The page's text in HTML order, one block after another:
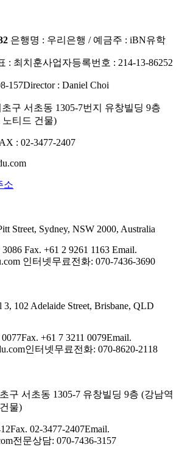
은행명 : 우리은행 / 예금주 : iBN유학
: 최치훈사업자등록번호 : 214-13-86252
157Director : Daniel Choi
구 서초동 1305-7번지 유창빌딩 9층
티드 건물)
: 02-3477-2407
소
Street, Sydney, NSW 2000, Australia
3086 Fax. +61 2 9261 1163 Email.
인터넷무료전화: 070-7436-3690
3, 102 Adelaide Street, Brisbane, QLD
Fax. +61 7 3211 0079Email.
인터넷무료전화: 070-8620-2118
구 서초동 1305-7 유창빌딩 9층 (강남역
물)
Fax. 02-3477-2407Email.
전문상담: 070-7436-3157